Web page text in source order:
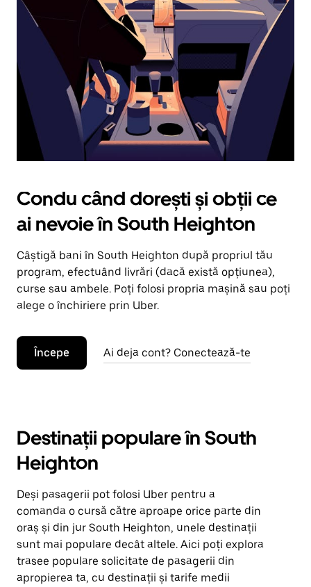
în
jos.
Închide
calendarul
apăsând
pe
butonul
Escape.
Condu când dorești și obții ce
ai nevoie în South Heighton
Câștigă bani în South Heighton după propriul tău
program, efectuând livrări (dacă există opțiunea),
curse sau ambele. Poți folosi propria mașină sau poți
alege o închiriere prin Uber.
Începe Ai deja cont? Conectează-te
Destinații populare în South
Heighton
Deși pasagerii pot folosi Uber pentru a
comanda o cursă către aproape orice parte din
oraș și din jur South Heighton, unele destinații
sunt mai populare decât altele. Aici poți explora
trasee populare solicitate de pasagerii din
apropierea ta, cu destinații și tarife medii